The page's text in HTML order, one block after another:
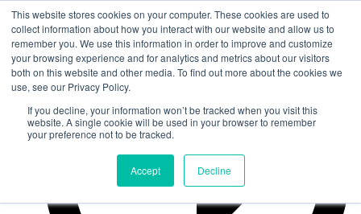
This website stores cookies on your computer. These cookies are used to
collect information about how you interact with our website and allow us to
remember you. We use this information in order to improve and customize
your browsing experience and for analytics and metrics about our visitors
both on this website and other media. To find out more about the cookies we
use, see our Privacy Policy.
If you decline, your information won’t be tracked when you visit this
website. A single cookie will be used in your browser to remember
your preference not to be tracked.
Accept Decline
Zum
Inhalt
springen